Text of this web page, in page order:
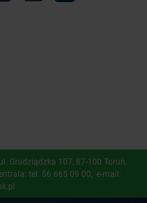
Grudziądzka 107, 87-100 Toruń.
tel. 56 665 09 00, e-mail: